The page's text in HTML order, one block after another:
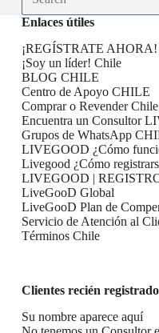
results
Enlaces útiles
¡REGÍSTRATE
¡Soy un líder! Chile
BLOG CHILE
Centro de Apoyo CHILE
Comprar o Revender Chile
Encuentra un Consultor
Grupos de WhatsApp
LIVEGOOD ¿Cómo
Livegood ¿Cómo
LIVEGOOD |
LiveGooD Global
LiveGooD Plan de
Servicio de Atención al
Términos Chile
Clientes recién
Su nombre aparece aquí